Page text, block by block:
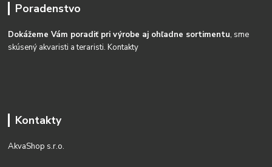
Poradenstvo
Dokážeme Vám poradiť pri výrobe aj ohľadne sortimentu, sme
skúsený akvaristi a teraristi.Kontakty
Kontakty
AkvaShop s.r.o.